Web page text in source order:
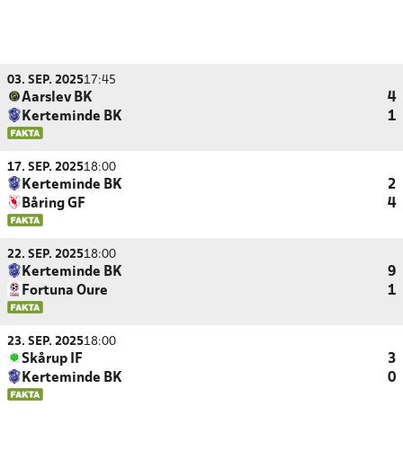
03. SEP. 202517:45
Aarslev BK
4
Kerteminde BK
1
17. SEP. 202518:00
Kerteminde BK
2
Båring GF
4
22. SEP. 202518:00
Kerteminde BK
9
Fortuna Oure
1
23. SEP. 202518:00
Skårup IF
3
Kerteminde BK
0